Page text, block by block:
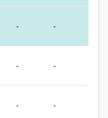
- -
- -
- -